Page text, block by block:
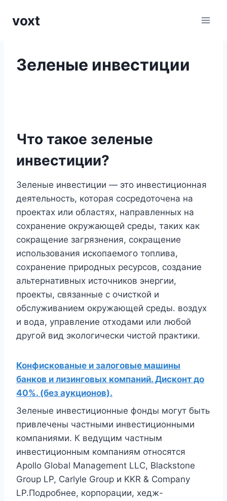
voxt
Зеленые инвестиции
Что такое зеленые
инвестиции?
Зеленые инвестиции — это инвестиционная
деятельность, которая сосредоточена на
проектах или областях, направленных на
сохранение окружающей среды, таких как
сокращение загрязнения, сокращение
использования ископаемого топлива,
сохранение природных ресурсов, создание
альтернативных источников энергии,
проекты, связанные с очисткой и
обслуживанием окружающей среды. воздух
и вода, управление отходами или любой
другой вид экологически чистой практики.
Конфискованые и залоговые машины
банков и лизинговых компаний. Дисконт до
40%. (без аукционов).
Зеленые инвестиционные фонды могут быть
привлечены частными инвестиционными
компаниями. К ведущим частным
инвестиционным компаниям относятся
Apollo Global Management LLC, Blackstone
Group LP, Carlyle Group и KKR & Company
LP.Подробнее, корпорации, хедж-